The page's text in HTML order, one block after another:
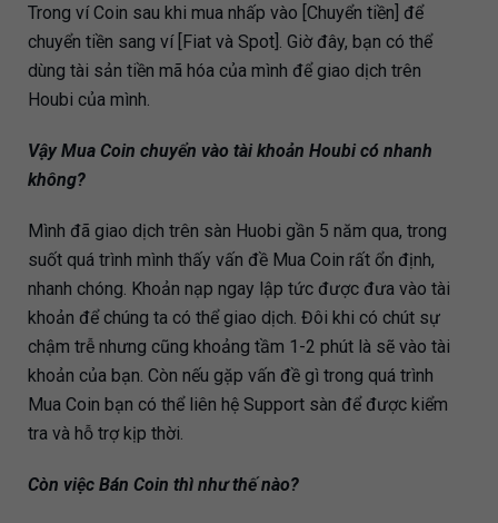
Trong ví Coin sau khi mua nhấp vào [Chuyển tiền] để
chuyển tiền sang ví [Fiat và Spot]. Giờ đây, bạn có thể
dùng tài sản tiền mã hóa của mình để giao dịch trên
Houbi của mình.
Vậy Mua Coin chuyển vào tài khoản Houbi có nhanh
không?
Mình đã giao dịch trên sàn Huobi gần 5 năm qua, trong
suốt quá trình mình thấy vấn đề Mua Coin rất ổn định,
nhanh chóng. Khoản nạp ngay lập tức được đưa vào tài
khoản để chúng ta có thể giao dịch. Đôi khi có chút sự
chậm trễ nhưng cũng khoảng tầm 1-2 phút là sẽ vào tài
khoản của bạn. Còn nếu gặp vấn đề gì trong quá trình
Mua Coin bạn có thể liên hệ Support sàn để được kiểm
tra và hỗ trợ kịp thời.
Còn việc Bán Coin thì như thế nào?